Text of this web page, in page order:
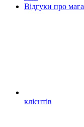
Відгуки про
клієнтів